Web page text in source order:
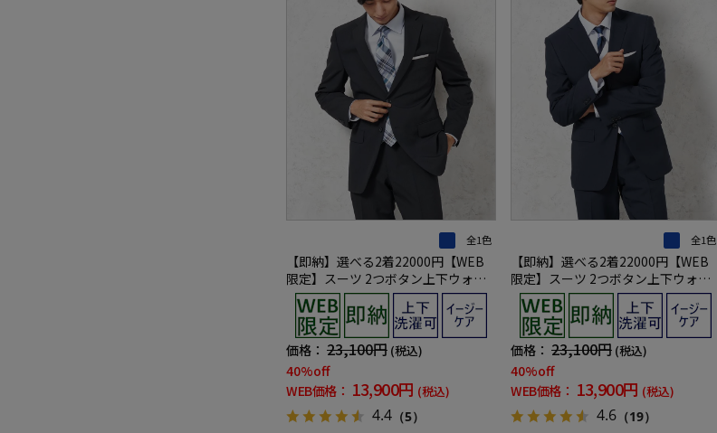
全1色
【即納】選べる2着22000円【WEB
限定】スーツ 2つボタン上下ウォッ
シャブル ネイビー シャドウストライ
価格： 23,100円 (税込)
40%off
WEB価格： 13,900円 (税込)
4.4 （5）
全1色
【即納】選べる2着22000円【WEB
限定】スーツ 2つボタン上下ウォッ
シャブル ネイビー ストライプ
価格： 23,100円 (税込)
40%off
WEB価格： 13,900円 (税込)
4.6 （19）